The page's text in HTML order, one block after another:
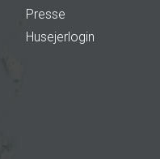
Presse
Husejerlogin